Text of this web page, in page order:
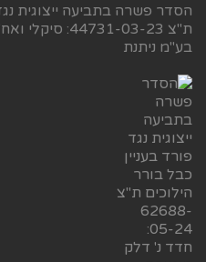
הסדר פשרה בתביעה ייצוגית
ת"צ 44731-03-
בע"מ ניתנת